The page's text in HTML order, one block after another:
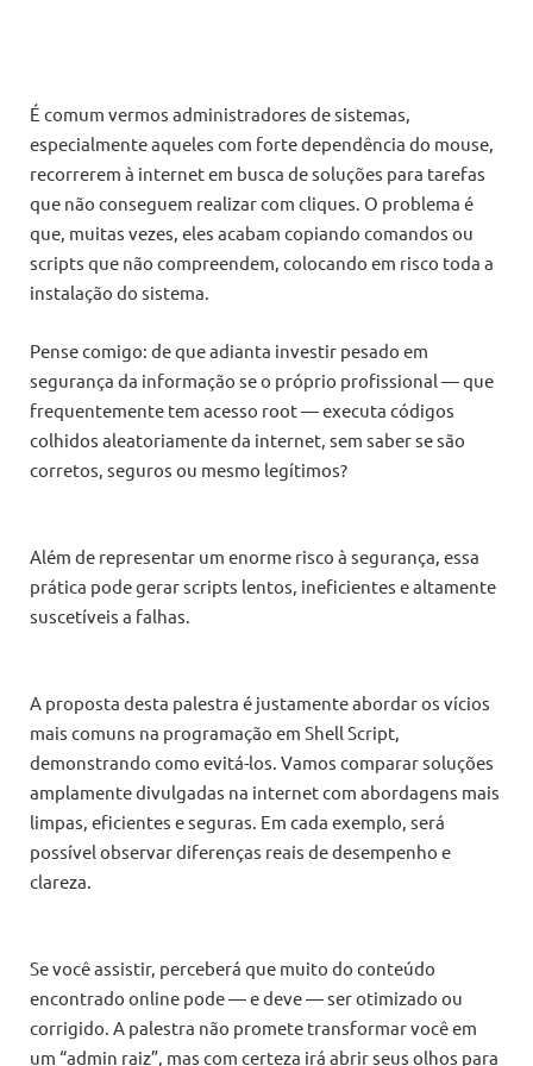
É comum vermos administradores de sistemas,
especialmente aqueles com forte dependência do mouse,
recorrerem à internet em busca de soluções para tarefas
que não conseguem realizar com cliques. O problema é
que, muitas vezes, eles acabam copiando comandos ou
scripts que não compreendem, colocando em risco toda a
instalação do sistema.
Pense comigo: de que adianta investir pesado em
segurança da informação se o próprio profissional — que
frequentemente tem acesso root — executa códigos
colhidos aleatoriamente da internet, sem saber se são
corretos, seguros ou mesmo legítimos?
Além de representar um enorme risco à segurança, essa
prática pode gerar scripts lentos, ineficientes e altamente
suscetíveis a falhas.
A proposta desta palestra é justamente abordar os vícios
mais comuns na programação em Shell Script,
demonstrando como evitá-los. Vamos comparar soluções
amplamente divulgadas na internet com abordagens mais
limpas, eficientes e seguras. Em cada exemplo, será
possível observar diferenças reais de desempenho e
clareza.
Se você assistir, perceberá que muito do conteúdo
encontrado online pode — e deve — ser otimizado ou
corrigido. A palestra não promete transformar você em
um “admin raiz”, mas com certeza irá abrir seus olhos para